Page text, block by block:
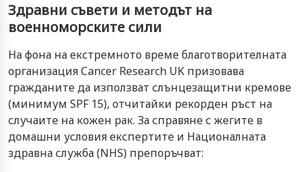
Здравни съвети и методът на
военноморските сили
На фона на екстремното време благотворителната
организация Cancer Research UK призовава
гражданите да използват слънцезащитни кремове
(минимум SPF 15), отчитайки рекорден ръст на
случаите на кожен рак. За справяне с жегите в
домашни условия експертите и Националната
здравна служба (NHS) препоръчват: